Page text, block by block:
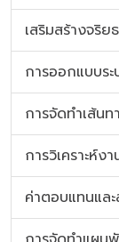
เสริมสร้างจริย
การออกแบบร
การจัดทำเส้น
การวิเคราะห์ง
ค่าตอบแทนแล